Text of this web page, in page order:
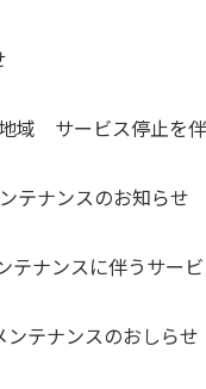
域 サービス停止を
テナンスのお知らせ
テナンスに伴うサー
テナンスのおしらせ